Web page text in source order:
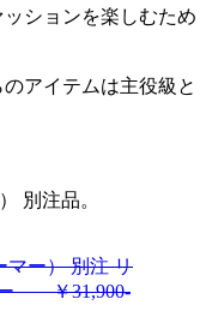
ションを楽しむため
アイテムは主役級と
別注品。
マー） 別注 リ
ー ￥31,900-